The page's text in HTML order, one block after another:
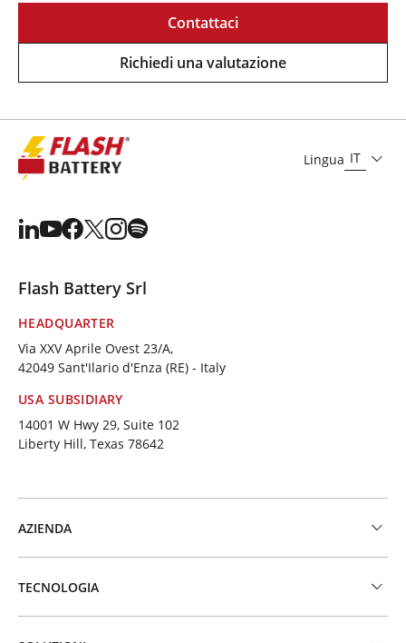
Contattaci
Richiedi una valutazione
Lingua IT
Flash Battery Srl
HEADQUARTER
Via XXV Aprile Ovest 23/A,
42049 Sant'Ilario d'Enza (RE) - Italy
USA SUBSIDIARY
14001 W Hwy 29, Suite 102
Liberty Hill, Texas 78642
AZIENDA
TECNOLOGIA